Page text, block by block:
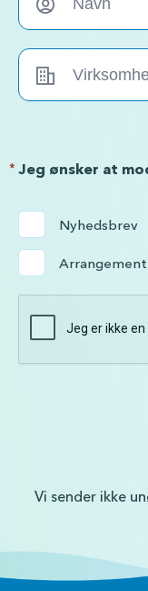
Jeg ønsker at
*
Nyhedsbrev
Vi sender ikke